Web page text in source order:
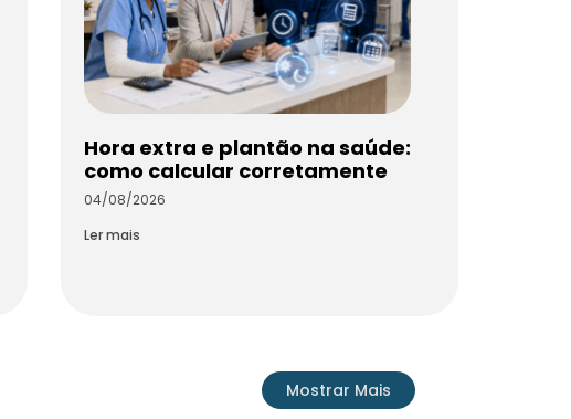
Hora extra e plantão na saúde:
como calcular corretamente
04/08/2026
Ler mais
Mostrar Mais